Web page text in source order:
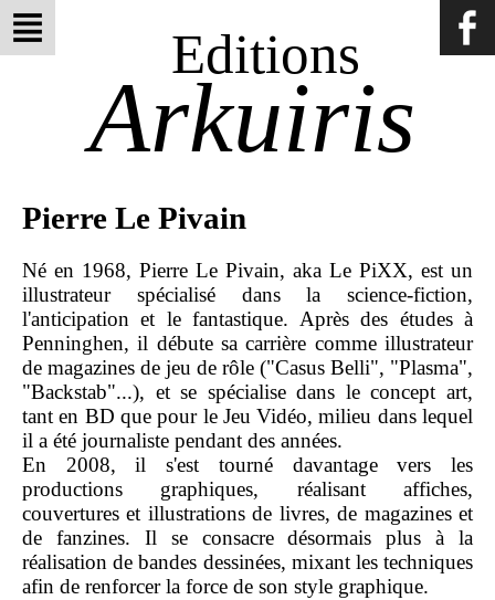
Editions
Arkuiris
Pierre Le Pivain
Né en 1968, Pierre Le Pivain, aka Le PiXX, est un
illustrateur spécialisé dans la science-fiction,
l'anticipation et le fantastique. Après des études à
Penninghen, il débute sa carrière comme illustrateur
de magazines de jeu de rôle ("Casus Belli", "Plasma",
"Backstab"...), et se spécialise dans le concept art,
tant en BD que pour le Jeu Vidéo, milieu dans lequel
il a été journaliste pendant des années.
En 2008, il s'est tourné davantage vers les
productions graphiques, réalisant affiches,
couvertures et illustrations de livres, de magazines et
de fanzines. Il se consacre désormais plus à la
réalisation de bandes dessinées, mixant les techniques
afin de renforcer la force de son style graphique.